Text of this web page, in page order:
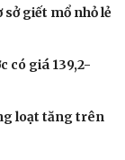
trong nước